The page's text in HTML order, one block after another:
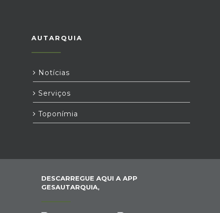
AUTARQUIA
Notícias
Serviços
Toponímia
DESCARREGUE AQUI A APP
GESAUTARQUIA,